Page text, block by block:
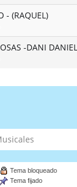
- (RAQUEL)
-DANI
Tema bloqueado
Tema fijado